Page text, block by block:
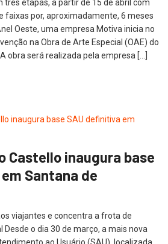
três etapas, a partir de 15 de abril com
faixas por, aproximadamente, 6 meses
Oeste, uma empresa Motiva inicia no
na Obra de Arte Especial (OAE) do
obra será realizada pela empresa […]
Castello inaugura base
Santana de
viajantes e concentra a frota de
o dia 30 de março, a mais nova
ao Usuário (SAU), localizada